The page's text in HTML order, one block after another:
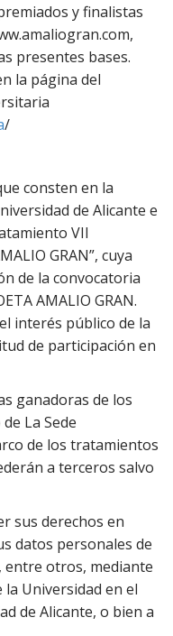
y finalistas
presentes bases.
la página del
/
consten en la
de Alicante e
VII
GRAN”, cuya
de la convocatoria
AMALIO GRAN.
interés público de la
de participación en
ganadoras de los
La Sede
de los tratamientos
a terceros salvo
sus derechos en
datos personales de
entre otros, mediante
Universidad en el
de Alicante, o bien a